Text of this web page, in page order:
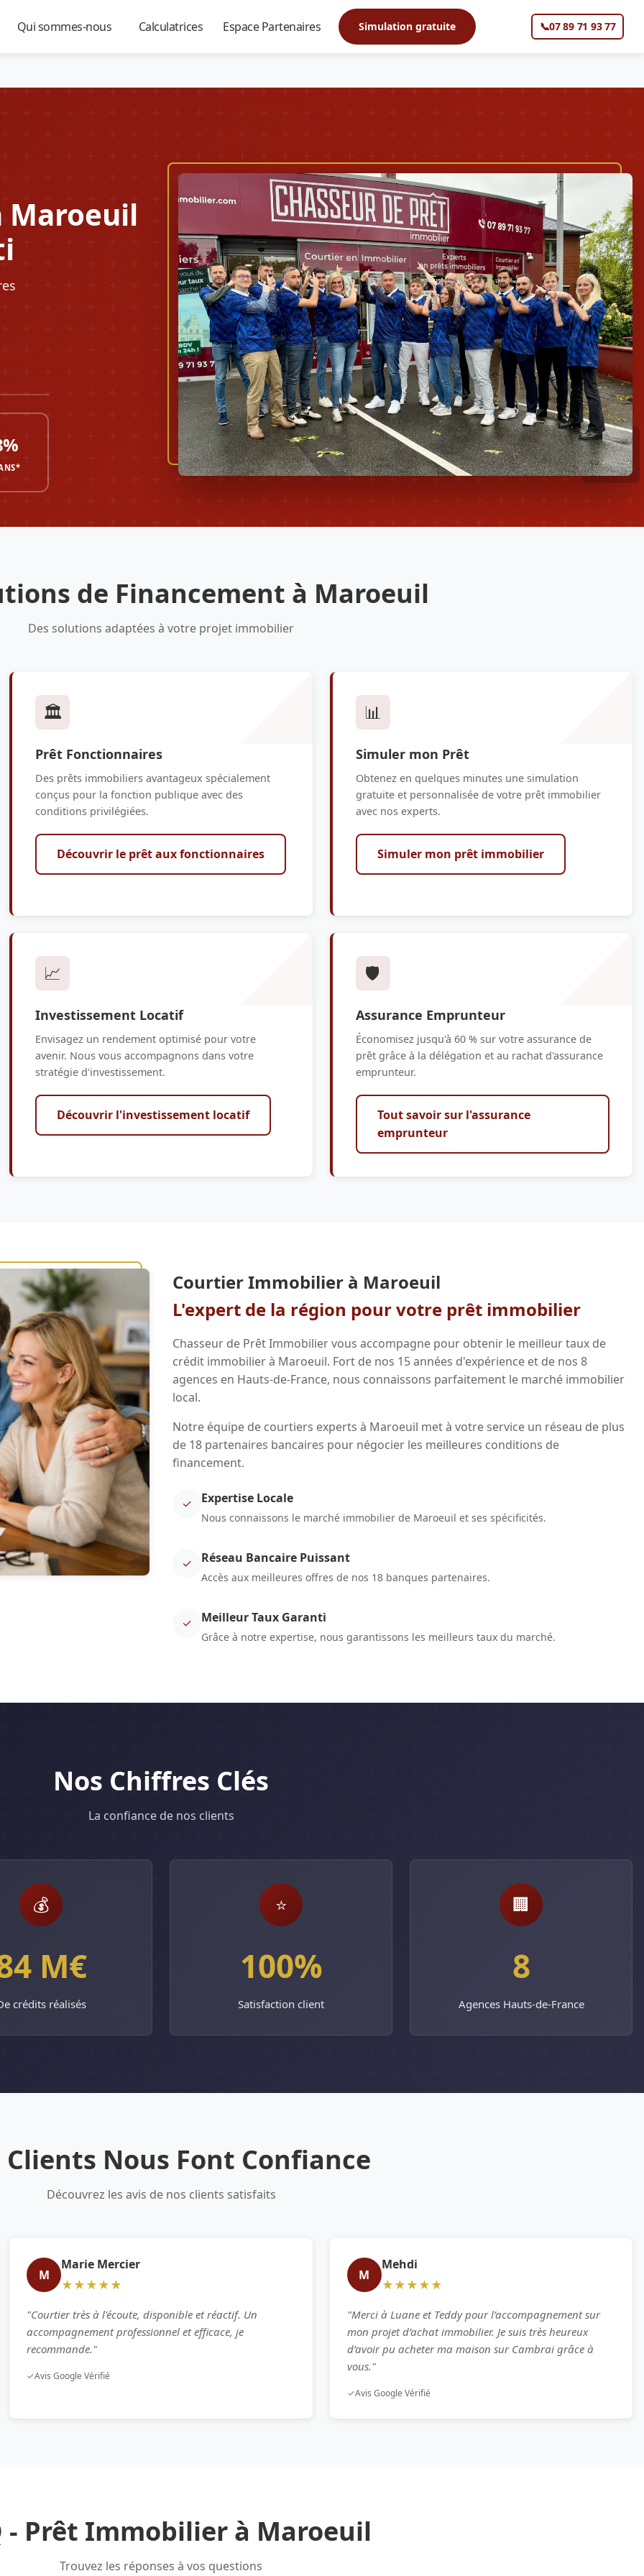
Qui sommes-nous Calculatrices Espace Partenaires Simulation gratuite 📞07 89 71 93 77
de Financement à Maroeuil
Des solutions adaptées à votre projet immobilier
🏛️
Prêt Fonctionnaires
Des prêts immobiliers avantageux spécialement
conçus pour la fonction publique avec des
conditions privilégiées.
Découvrir le prêt aux fonctionnaires
📊
Simuler mon Prêt
Obtenez en quelques minutes une simulation
gratuite et personnalisée de votre prêt immobilier
avec nos experts.
Simuler mon prêt immobilier
📈
Investissement Locatif
Envisagez un rendement optimisé pour votre
avenir. Nous vous accompagnons dans votre
stratégie d'investissement.
Découvrir l'investissement locatif
🛡️
Assurance Emprunteur
Économisez jusqu'à 60 % sur votre assurance de
prêt grâce à la délégation et au rachat d'assurance
emprunteur.
Tout savoir sur l'assurance
emprunteur
Courtier Immobilier à Maroeuil
L'expert de la région pour votre prêt immobilier
Chasseur de Prêt Immobilier vous accompagne pour obtenir le meilleur taux de
crédit immobilier à Maroeuil. Fort de nos 15 années d'expérience et de nos 8
agences en Hauts-de-France, nous connaissons parfaitement le marché immobilier
local.
Notre équipe de courtiers experts à Maroeuil met à votre service un réseau de plus
de 18 partenaires bancaires pour négocier les meilleures conditions de
financement.
✓ Expertise Locale
Nous connaissons le marché immobilier de Maroeuil et ses spécificités.
✓ Réseau Bancaire Puissant
Accès aux meilleures offres de nos 18 banques partenaires.
✓ Meilleur Taux Garanti
Grâce à notre expertise, nous garantissons les meilleurs taux du marché.
Nos Chiffres Clés
La confiance de nos clients
💰
M€
crédits réalisés
⭐
100%
Satisfaction client
🏢
8
Agences Hauts-de-France
Clients Nous Font Confiance
Découvrez les avis de nos clients satisfaits
M
Marie Mercier
★★★★★
"Courtier très à l'écoute, disponible et réactif. Un
accompagnement professionnel et efficace, je
recommande."
✓Avis Google Vérifié
M
Mehdi
★★★★★
"Merci à Luane et Teddy pour l’accompagnement sur
mon projet d’achat immobilier. Je suis très heureux
d’avoir pu acheter ma maison sur Cambrai grâce à
vous."
✓Avis Google Vérifié
- Prêt Immobilier à Maroeuil
Trouvez les réponses à vos questions